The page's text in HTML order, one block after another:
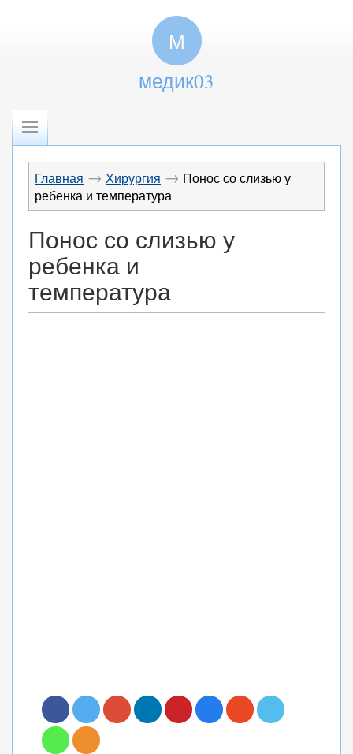
М
медик03
Главная → Хирургия → Понос со слизью у
ребенка и температура
Понос со слизью у
ребенка и
температура